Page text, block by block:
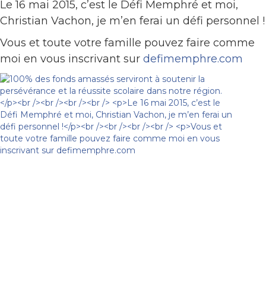
Le 16 mai 2015, c’est le Défi Memphré et moi,
Christian Vachon, je m’en ferai un défi personnel !
Vous et toute votre famille pouvez faire comme
moi en vous inscrivant sur defimemphre.com